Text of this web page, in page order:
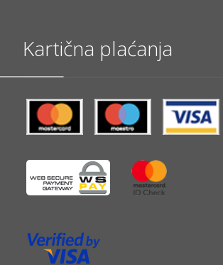
Kartična plaćanja